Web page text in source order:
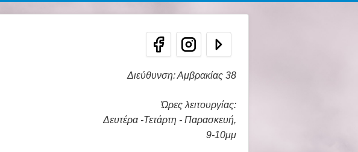
Διεύθυνση: Αμβρακίας 38
Ώρες λειτουργίας:
Δευτέρα -Τετάρτη - Παρασκευή,
9-10μμ